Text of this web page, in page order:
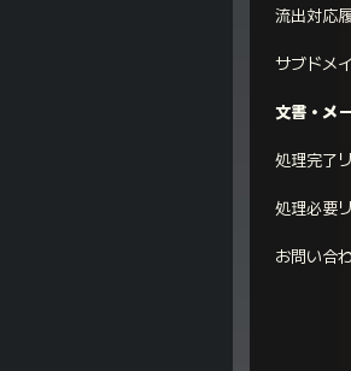
流出対応
サブドメ
文書・メ
処理完了
処理必要
お問い合